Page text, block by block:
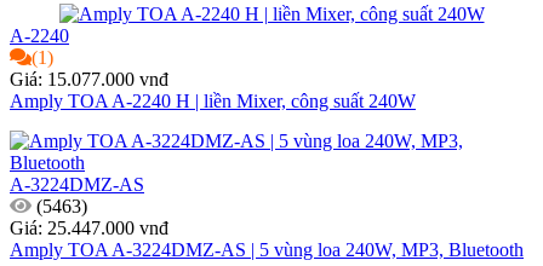
A-2240
(1)
Giá: 15.077.000 vnđ
Amply TOA A-2240 H | liền Mixer, công suất 240W
A-3224DMZ-AS
(5463)
Giá: 25.447.000 vnđ
Amply TOA A-3224DMZ-AS | 5 vùng loa 240W, MP3, Bluetooth